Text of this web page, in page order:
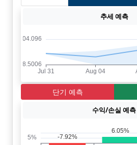
추세 예측
단기 예측
수익/손실 예측